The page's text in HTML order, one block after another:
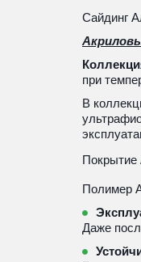
Сайдинг
при
В
Покрытие
Полимер
Даже